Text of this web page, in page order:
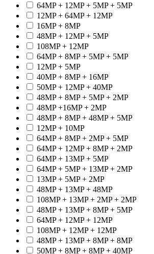
64MP + 12MP + 5MP + 5MP
12MP + 64MP + 12MP
16MP + 8MP
48MP + 12MP + 5MP
108MP + 12MP
64MP + 8MP + 5MP + 5MP
12MP + 5MP
40MP + 8MP + 16MP
50MP + 12MP + 40MP
48MP + 8MP + 5MP + 2MP
48MP +16MP + 2MP
48MP + 8MP + 48MP + 5MP
12MP + 10MP
64MP + 8MP + 2MP + 5MP
64MP + 12MP + 8MP + 2MP
64MP + 13MP + 5MP
64MP + 5MP + 13MP + 2MP
13MP + 5MP + 2MP
48MP + 13MP + 48MP
108MP + 13MP + 2MP + 2MP
48MP + 13MP + 8MP + 5MP
64MP + 12MP + 12MP
108MP + 12MP + 12MP
48MP + 13MP + 8MP + 8MP
50MP + 8MP + 8MP + 40MP